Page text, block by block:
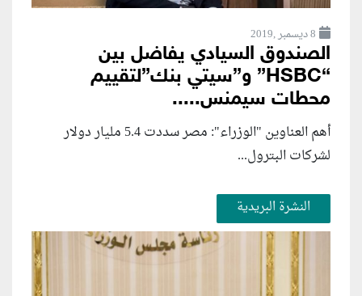
8 ديسمبر ,2019
الصندوق السيادي يفاضل بين
“HSBC” و”سيتي بنك”لتقييم
محطات سيمنس.....
أهم العناوين "الوزراء": مصر سددت 5.4 مليار دولار
لشركات البترول...
النشرة البريدية